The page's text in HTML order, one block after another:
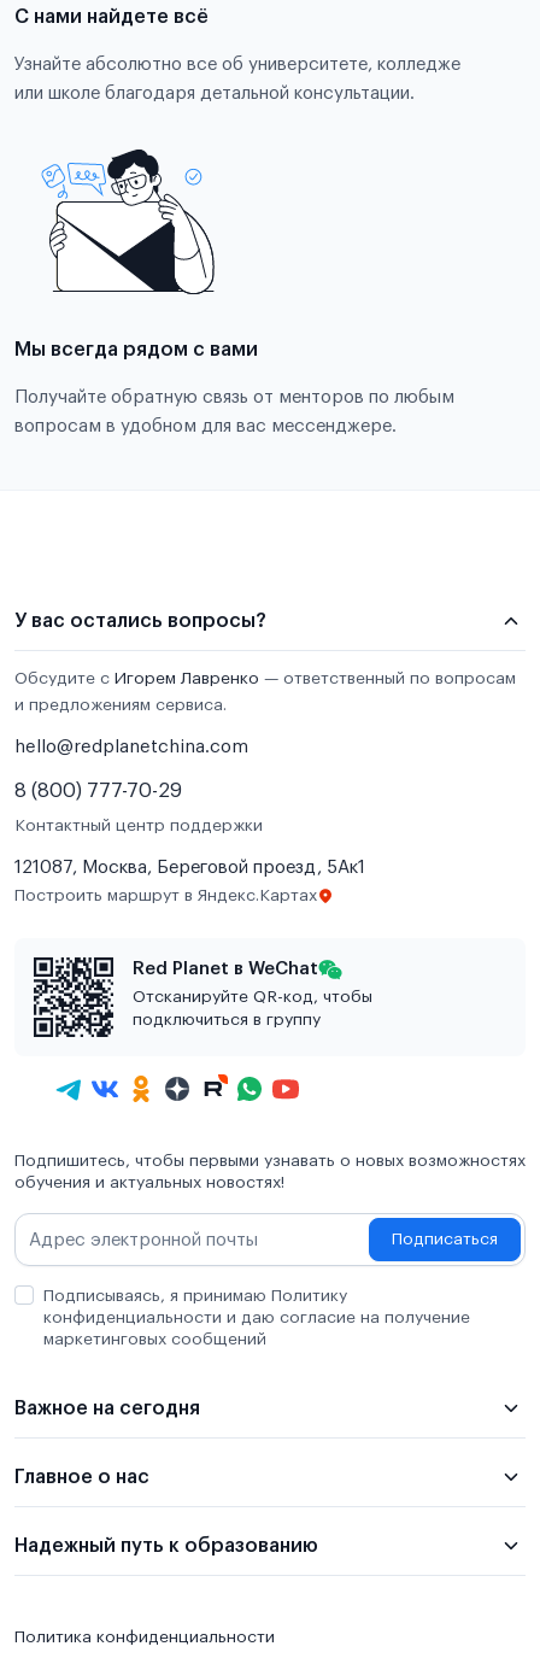
С нами найдете всё
Узнайте абсолютно все об университете, колледже
или школе благодаря детальной консультации.
Мы всегда рядом с вами
Получайте обратную связь от менторов по любым
вопросам в удобном для вас мессенджере.
У вас остались вопросы?
Обсудите с Игорем Лавренко — ответственный по вопросам
и предложениям сервиса.
hello@redplanetchina.com
8 (800) 777-70-29
Контактный центр поддержки
121087, Москва, Береговой проезд, 5Ак1
Построить маршрут в Яндекс.Картах
Red Planet в WeChat
Отсканируйте QR-код, чтобы
подключиться в группу
Подпишитесь, чтобы первыми узнавать о новых возможностях
обучения и актуальных новостях!
Подписаться
Подписываясь, я принимаю Политику
конфиденциальности и даю согласие на получение
маркетинговых сообщений
Важное на сегодня
Главное о нас
Надежный путь к образованию
Политика конфиденциальности